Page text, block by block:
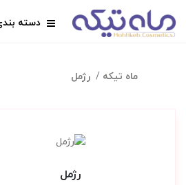
دسته
ماه تیکه رژمل
رژمل